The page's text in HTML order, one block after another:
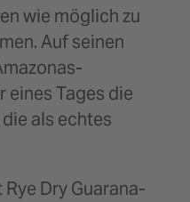
wie möglich zu
Auf seinen
eines Tages die
als echtes
Dry Guarana-